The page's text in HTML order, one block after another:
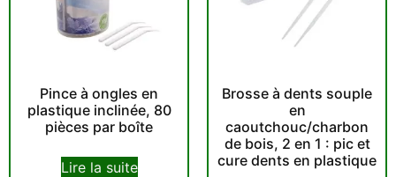
Pince à ongles en
plastique inclinée, 80
pièces par boîte
Lire la suite
Brosse à dents souple
en
caoutchouc/charbon
de bois, 2 en 1 : pic et
cure dents en plastique